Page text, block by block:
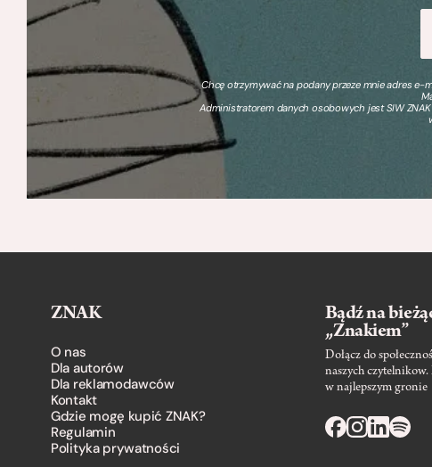
Chcę otrzymywać na podany przeze mnie adres e-
Administratorem danych osobowych jest SIW
ZNAK
O nas
Dla autorów
Dla reklamodawców
Kontakt
Gdzie mogę kupić ZNAK?
Regulamin
Polityka prywatności
Bądź na
„Znakiem”
Dołącz do
naszych
w najlepszym gronie